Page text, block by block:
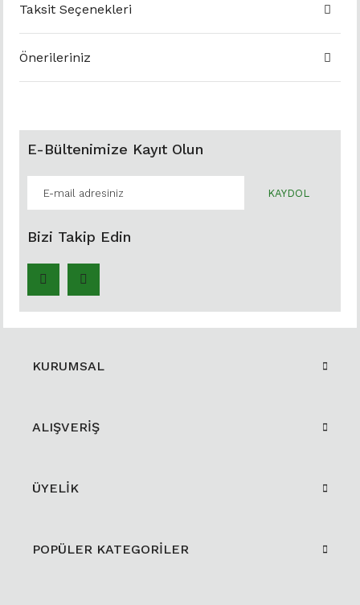
Taksit Seçenekleri
Önerileriniz
E-Bültenimize Kayıt Olun
KAYDOL
Bizi Takip Edin
KURUMSAL
ALIŞVERİŞ
ÜYELİK
POPÜLER KATEGORİLER